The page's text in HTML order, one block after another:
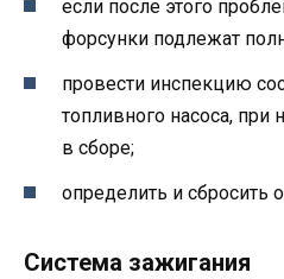
если после этого
форсунки подлежат
провести инспекцию
топливного насоса,
в сборе;
определить и
Система зажигания